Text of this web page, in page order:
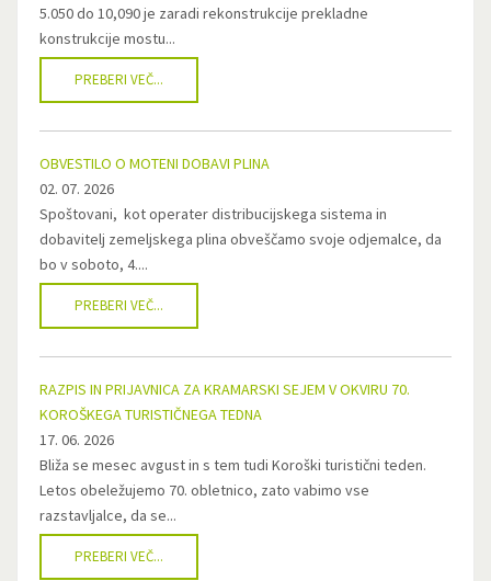
5.050 do 10,090 je zaradi rekonstrukcije prekladne
konstrukcije mostu...
PREBERI VEČ...
OBVESTILO O MOTENI DOBAVI PLINA
02. 07. 2026
Spoštovani, kot operater distribucijskega sistema in
dobavitelj zemeljskega plina obveščamo svoje odjemalce, da
bo v soboto, 4....
PREBERI VEČ...
RAZPIS IN PRIJAVNICA ZA KRAMARSKI SEJEM V OKVIRU 70.
KOROŠKEGA TURISTIČNEGA TEDNA
17. 06. 2026
Bliža se mesec avgust in s tem tudi Koroški turistični teden.
Letos obeležujemo 70. obletnico, zato vabimo vse
razstavljalce, da se...
PREBERI VEČ...